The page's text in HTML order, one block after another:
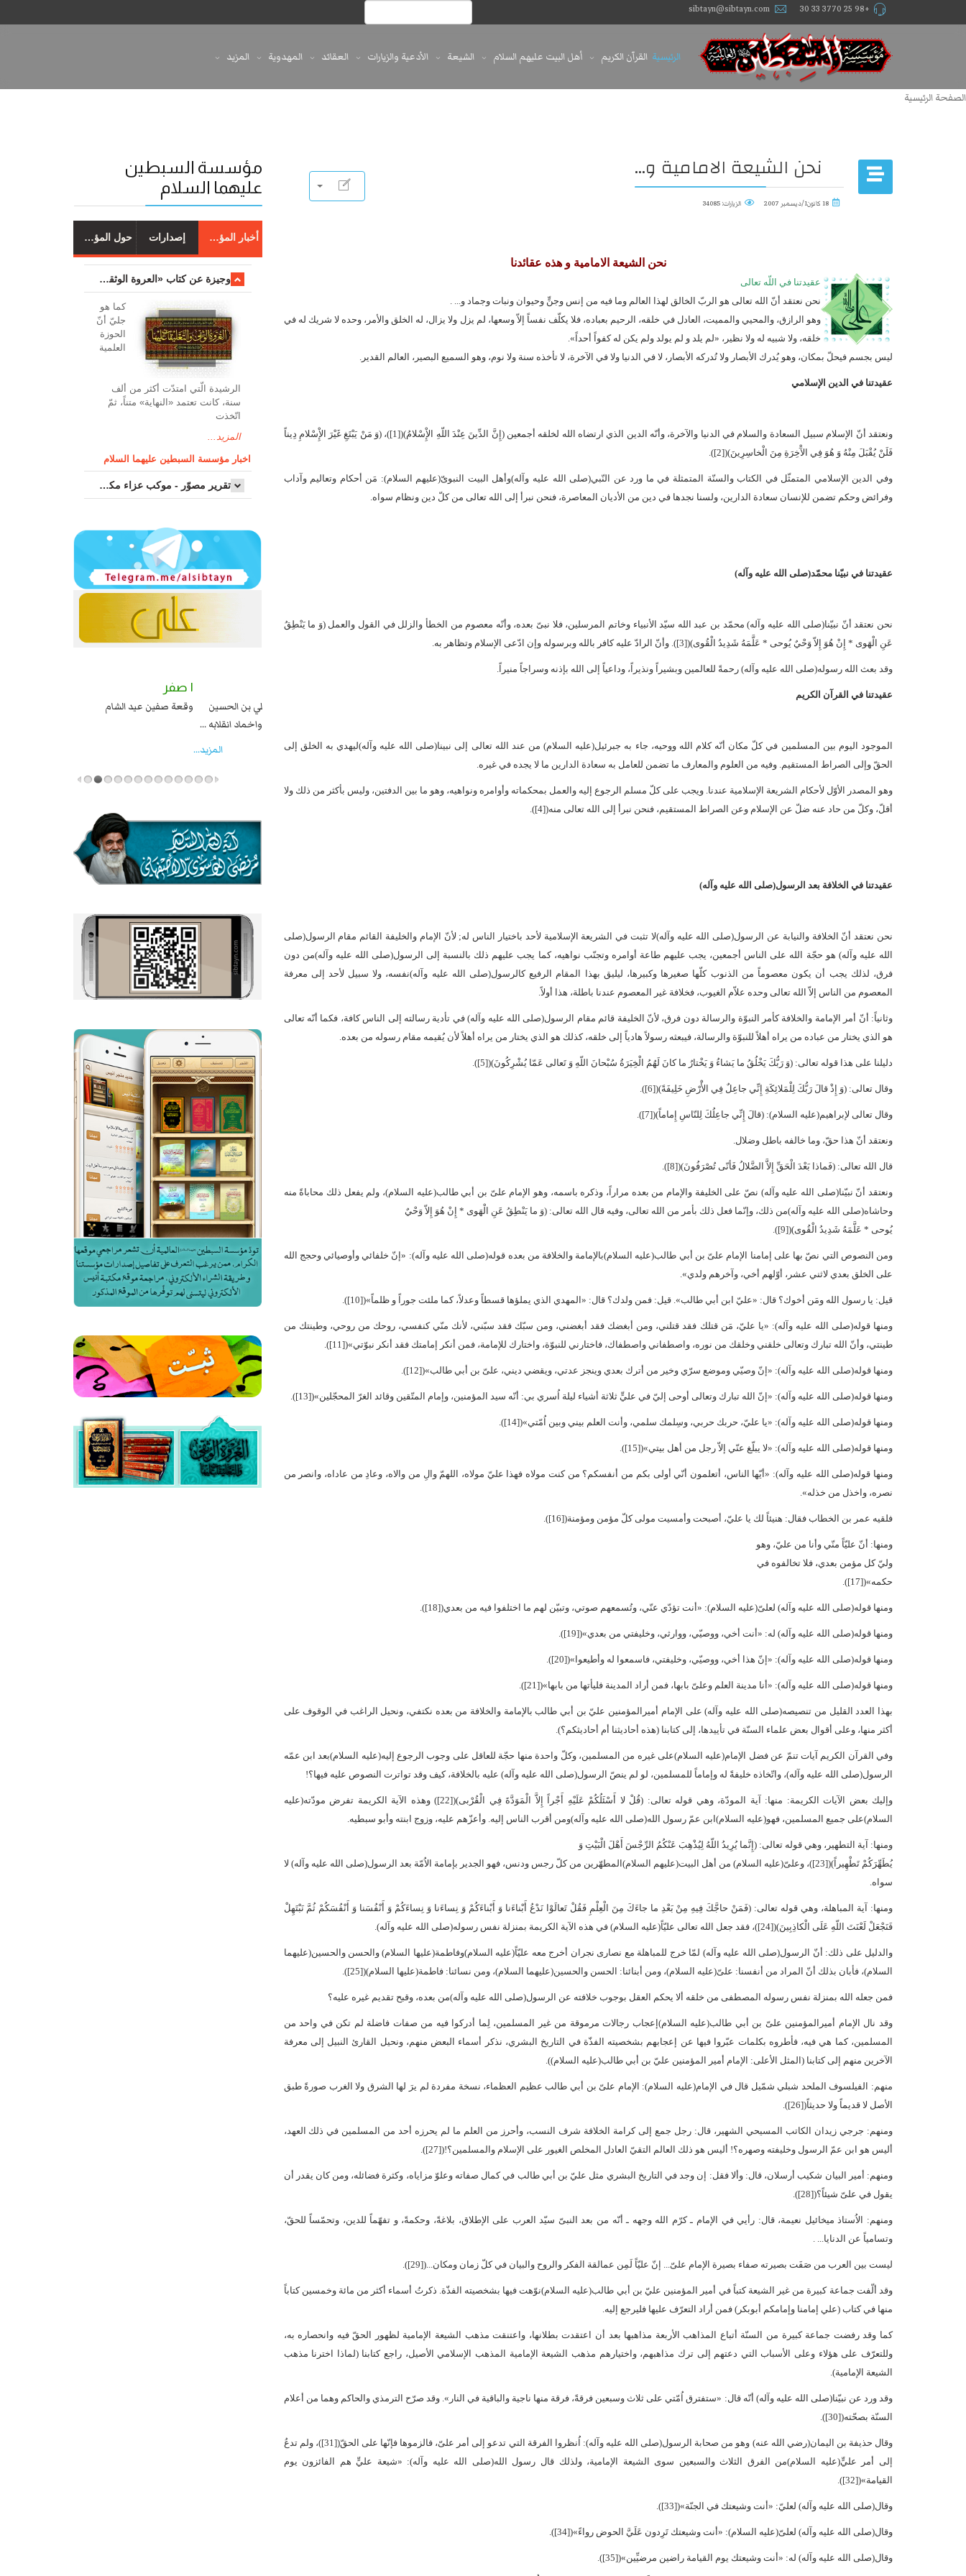
+98 25 3770 33 30
sibtayn@sibtayn.com
الرئيسية القرآن الكريم أهل البيت عليهم السلام الشيعة الأدعية والزيارات العقائد المهدوية المزيد
الصفحة الرئيسية
نحن الشیعة الامامية و...
18 كانون1/ديسمبر 2007 الزيارات: 34085
نحن الشيعة الامامية و هذه عقائدنا
عقيدتنا في اللّه تعالى
نحن نعتقد أنّ الله تعالى هو الربّ الخالق لهذا العالم وما فيه من إنس وجنٍّ وحيوان ونبات وجماد و... .
وهو الرازق، والمحيي والمميت، العادل في خلقه، الرحيم بعباده، فلا يكلّف نفساً إلاّ وسعها، لم يزل ولا يزال، له الخلق والأمر، وحده لا شريك له في
خلقه، ولا شبيه له ولا نظير، «لم يلد و لم يولد ولم يكن له كفواً أحداً».
ليس بجسم فيحلّ بمكان، وهو يُدرك الأبصار ولا تُدركه الأبصار، لا في الدنيا ولا في الآخرة، لا تأخذه سنة ولا نوم، وهو السميع البصير، العالم القدير.
عقيدتنا في الدين الإسلامي
ونعتقد أنّ الإسلام سبيل السعادة والسلام في الدنيا والآخرة، وأنّه الدين الذي ارتضاه الله لخلقه أجمعين (إِنَّ الدِّينَ عِنْدَ اللّهِ الإِْسْلامُ)([1])، (وَ مَنْ يَبْتَغِ غَيْرَ الإِْسْلامِ دِيناً
فَلَنْ يُقْبَلَ مِنْهُ وَ هُوَ فِي الآْخِرَةِ مِنَ الْخاسِرِينَ)([2]).
وفي الدين الإسلامي المتمثّل في الكتاب والسنّة المتمثلة في ما ورد عن النّبي(صلى الله عليه وآله)وأهل البيت النبوىّ(عليهم السلام): مَن أحكام وتعاليم وآداب
وفرائض وحكم تضمن للإنسان سعادة الدارين، ولسنا نجدها في دين من الأديان المعاصرة، فنحن نبرأ إلى الله تعالى من كلّ دين ونظام سواه.
عقيدتنا في نبيّنا محمّد(صلى الله عليه وآله)
نحن نعتقد أنّ نبيّنا(صلى الله عليه وآله) محمّد بن عبد الله سيّد الأنبياء وخاتم المرسلين، فلا نبىّ بعده، وأنّه معصوم من الخطأ والزلل في القول والعمل (وَ ما يَنْطِقُ
عَنِ الْهَوى * إِنْ هُوَ إِلاّ وَحْيٌ يُوحى * عَلَّمَهُ شَدِيدُ الْقُوى)([3]). وأنّ الرادّ عليه كافر بالله وبرسوله وإن ادّعى الإسلام وتظاهر به.
وقد بعث الله رسوله(صلى الله عليه وآله) رحمةً للعالمين وبشيراً ونذيراً، وداعياً إلى الله بإذنه وسراجاً منيراً.
عقيدتنا في القرآن الكريم
الموجود اليوم بين المسلمين في كلّ مكان أنّه كلام الله ووحيه، جاء به جبرئيل(عليه السلام) من عند الله تعالى إلى نبينا(صلى الله عليه وآله)ليهدي به الخلق إلى
الحقّ وإلى الصراط المستقيم. وفيه من العلوم والمعارف ما تضمن للعامل به سعادة الدارين ما لا يجده في غيره.
وهو المصدر الأوّل لأحكام الشريعة الإسلامية عندنا. ويجب على كلّ مسلم الرجوع إليه والعمل بمحكماته وأوامره ونواهيه، وهو ما بين الدفتين، وليس بأكثر من ذلك ولا
أقلّ، وكلّ من حاد عنه ضلّ عن الإسلام وعن الصراط المستقيم، فنحن نبرأ إلى الله تعالى منه([4]).
عقيدتنا في الخلافة بعد الرسول(صلى الله عليه وآله)
نحن نعتقد أنّ الخلافة والنيابة عن الرسول(صلى الله عليه وآله)لا تثبت في الشريعة الإسلامية لأحد باختيار الناس له; لأنّ الإمام والخليفة القائم مقام الرسول(صلى
الله عليه وآله) هو حجّة الله على الناس أجمعين، يجب عليهم طاعة أوامره وتجنّب نواهيه، كما يجب عليهم ذلك بالنسبة إلى الرسول(صلى الله عليه وآله)من دون
فرق، لذلك يجب أن يكون معصوماً من الذنوب كلّها صغيرها وكبيرها، ليليق بهذا المقام الرفيع كالرسول(صلى الله عليه وآله)نفسه، ولا سبيل لأحد إلى معرفة
المعصوم من الناس إلاّ الله تعالى وحده علاّم الغيوب، فخلافة غير المعصوم عندنا باطلة، هذا أولاً.
وثانياً: أنّ أمر الإمامة والخلافة كأمر النبوّة والرسالة دون فرق، لأنّ الخليفة قائم مقام الرسول(صلى الله عليه وآله) في تأدية رسالته إلى الناس كافة، فكما أنّه تعالى
هو الذي يختار من عباده من يراه أهلاً للنبوّة والرسالة، فيبعثه رسولاً هادياً إلى خلقه، كذلك هو الذي يختار من يراه أهلاً لأن يُقيمه مقام رسوله من بعده.
دليلنا على هذا قوله تعالى: (وَ رَبُّكَ يَخْلُقُ ما يَشاءُ وَ يَخْتارُ ما كانَ لَهُمُ الْخِيَرَةُ سُبْحانَ اللّهِ وَ تَعالى عَمّا يُشْرِكُونَ)([5]).
وقال تعالى: (وَ إِذْ قالَ رَبُّكَ لِلْمَلائِكَةِ إِنِّي جاعِلٌ فِي الأَْرْضِ خَلِيفَةً)([6]).
وقال تعالى لإبراهيم(عليه السلام): (قالَ إِنِّي جاعِلُكَ لِلنّاسِ إِماماً)([7]).
ونعتقد أنّ هذا حقّ، وما خالفه باطل وضلال.
قال الله تعالى: (فَماذا بَعْدَ الْحَقِّ إِلاَّ الضَّلالُ فَأنّى تُصْرَفُونَ)([8]).
ونعتقد أنّ نبيّنا(صلى الله عليه وآله) نصّ على الخليفة والإمام من بعده مراراً، وذكره باسمه، وهو الإمام علىّ بن أبي طالب(عليه السلام)، ولم يفعل ذلك محاباةً منه
وحاشاه(صلى الله عليه وآله)من ذلك، وإنّما فعل ذلك بأمر من الله تعالى، وفيه قال الله تعالى: (وَ ما يَنْطِقُ عَنِ الْهَوى * إِنْ هُوَ إِلاّ وَحْيٌ
يُوحى * عَلَّمَهُ شَدِيدُ الْقُوى)([9]).
ومن النصوص التي نصّ بها على إمامنا الإمام علىّ بن أبي طالب(عليه السلام)بالإمامة والخلافة من بعده قوله(صلى الله عليه وآله): «إنّ خلفائي وأوصيائي وحجج الله
على الخلق بعدي لاثني عشر، أوّلهم أخي، وآخرهم ولدي».
قيل: يا رسول الله ومَن أخوك؟ قال: «عليّ ابن أبي طالب». قيل: فمن ولدك؟ قال: «المهدي الذي يملؤها قسطاً وعدلاً، كما ملئت جوراً و ظلماً»([10]).
ومنها قوله(صلى الله عليه وآله): «يا عليّ، مَن قتلك فقد قتلني، ومن أبغضك فقد أبغضني، ومن سبّك فقد سبّني، لأنك منّي كنفسي، روحك من روحي، وطينتك من
طينتي، وأنّ الله تبارك وتعالى خلقني وخلقك من نوره، واصطفاني واصطفاك، فاختارني للنبوّة، واختارك للإمامة، فمن أنكر إمامتك فقد أنكر نبوّتي»([11]).
ومنها قوله(صلى الله عليه وآله): «إنّ وصيّي وموضع سرّي وخير من أترك بعدي وينجز عدتي، ويقضي ديني، علىّ بن أبي طالب»([12]).
ومنها قوله(صلى الله عليه وآله): «إنّ الله تبارك وتعالى أوحى إليّ في عليٍّ ثلاثة أشياء ليلة اُسري بي: أنّه سيد المؤمنين، وإمام المتّقين وقائد الغرّ المحجّلين»([13]).
ومنها قوله(صلى الله عليه وآله): «يا عليّ، حربك حربي، وسِلمك سلمي، وأنت العلم بيني وبين اُمّتي»([14]).
ومنها قوله(صلى الله عليه وآله): «لا يبلّغ عنّي إلاّ رجل من أهل بيتي»([15]).
ومنها قوله(صلى الله عليه وآله): «أيّها الناس، أتعلمون أنّي أولى بكم من أنفسكم؟ من كنت مولاه فهذا عليّ مولاه، اللهمّ والِ من والاه، وعادِ من عاداه، وانصر من
نصره، واخذل من خذله».
فلقيه عمر بن الخطاب فقال: هنيئاً لك يا عليّ، أصبحت وأمسيت مولى كلّ مؤمن ومؤمنة([16]).
ومنها: أنّ عليّاً منّي وأنا من عليّ، وهو
وليّ كل مؤمن بعدي، فلا تخالفوه في
حكمه»([17]).
ومنها قوله(صلى الله عليه وآله) لعلىّ(عليه السلام): «أنت تؤدّي عنّي، وتُسمعهم صوتي، وتبيّن لهم ما اختلفوا فيه من بعدي([18]).
ومنها قوله(صلى الله عليه وآله) له: «أنت أخي، ووصيّي، ووارثي، وخليفتي من بعدي»([19]).
ومنها قوله(صلى الله عليه وآله): «إنّ هذا أخي، ووصيّي، وخليفتي، فاسمعوا له وأطيعوا»([20]).
ومنها قوله(صلى الله عليه وآله): «أنا مدينة العلم وعلىّ بابها، فمن أراد المدينة فليأتها من بابها»([21]).
بهذا العدد القليل من تنصيصه(صلى الله عليه وآله) على الإمام أميرالمؤمنين عليّ بن أبي طالب بالإمامة والخلافة من بعده نكتفي، ونحيل الراغب في الوقوف على
أكثر منها، وعلى أقوال بعض علماء السنّة في تأييدها، إلى كتابنا (هذه أحاديثنا أم أحاديثكم؟).
وفي القرآن الكريم آيات تنمّ عن فضل الإمام(عليه السلام)على غيره من المسلمين، وكلّ واحدة منها حجّة للعاقل على وجوب الرجوع إليه(عليه السلام)بعد ابن عمّه
الرسول(صلى الله عليه وآله)، واتّخاذه خليفةً له وإماماً للمسلمين، لو لم ينصّ الرسول(صلى الله عليه وآله) عليه بالخلافة، كيف وقد تواترت النصوص عليه فيها؟!
وإليك بعض الآيات الكريمة: منها: آية المودّة، وهي قوله تعالى: (قُلْ لا أَسْئَلُكُمْ عَلَيْهِ أَجْراً إِلاَّ الْمَوَدَّةَ فِي الْقُرْبى)([22]) وهذه الآية الكريمة تفرض مودّته(عليه
السلام)على جميع المسلمين، فهو(عليه السلام)ابن عمّ رسول الله(صلى الله عليه وآله)ومن أقرب الناس إليه. وأعزّهم عليه، وزوج ابنته وأبو سبطيه.
ومنها: آية التطهير، وهي قوله تعالى: (إِنَّما يُرِيدُ اللّهُ لِيُذْهِبَ عَنْكُمُ الرِّجْسَ أَهْلَ الْبَيْتِ وَ
يُطَهِّرَكُمْ تَطْهِيراً)([23])، وعلىّ(عليه السلام) من أهل البيت(عليهم السلام)المطهّرين من كلّ رجس ودنس، فهو الجدير بإمامة الاُمّة بعد الرسول(صلى الله عليه وآله) لا
سواه.
ومنها: آية المباهلة، وهي قوله تعالى: (فَمَنْ حاجَّكَ فِيهِ مِنْ بَعْدِ ما جاءَكَ مِنَ الْعِلْمِ فَقُلْ تَعالَوْا نَدْعُ أَبْناءَنا وَ أَبْناءَكُمْ وَ نِساءَنا وَ نِساءَكُمْ وَ أَنْفُسَنا وَ أَنْفُسَكُمْ ثُمَّ نَبْتَهِلْ
فَنَجْعَلْ لَعْنَتَ اللّهِ عَلَى الْكاذِبِينَ)([24])، فقد جعل الله تعالى عليّاً(عليه السلام) في هذه الآية الكريمة بمنزلة نفس رسوله(صلى الله عليه وآله).
والدليل على ذلك: أنّ الرسول(صلى الله عليه وآله) لمّا خرج للمباهلة مع نصارى نجران أخرج معه عليّاً(عليه السلام)وفاطمة(عليها السلام) والحسن والحسين(عليهما
السلام)، فأبان بذلك أنّ المراد من أنفسنا: علىّ(عليه السلام)، ومن أبنائنا: الحسن والحسين(عليهما السلام)، ومن نسائنا: فاطمة(عليها السلام)([25]).
فمن جعله الله بمنزلة نفس رسوله المصطفى من خلقه ألا يحكم العقل بوجوب خلافته عن الرسول(صلى الله عليه وآله)من بعده، وقبح تقديم غيره عليه؟
وقد نال الإمام أميرالمؤمنين علىّ بن أبي طالب(عليه السلام)إعجاب رجالات مرموقة من غير المسلمين، لِما أدركوا فيه من صفات فاضلة لم تكن في واحد من
المسلمين، كما هي فيه، فأطروه بكلمات عبّروا فيها عن إعجابهم بشخصيته الفذّة في التاريخ البشري، نذكر أسماء البعض منهم، ونحيل القارئ النبيل إلى معرفة
الآخرين منهم إلى كتابنا (المثل الأعلى: الإمام أمير المؤمنين عليّ بن أبي طالب(عليه السلام)).
منهم: الفيلسوف الملحد شبلي شمّيل قال في الإمام(عليه السلام): الإمام علىّ بن أبي طالب عظيم العظماء، نسخة مفردة لم يرَ لها الشرق ولا الغرب صورةً طبق
الأصل لا قديماً ولا حديثاً([26]).
ومنهم: جرجي زيدان الكاتب المسيحي الشهير، قال: رجل جمع إلى كرامة الخلافة شرف النسب، وأحرز من العلم ما لم يحرزه أحد من المسلمين في ذلك العهد،
أليس هو ابن عمّ الرسول وخليفته وصهره؟! أليس هو ذلك العالم التقيّ العادل المخلص الغيور على الإسلام والمسلمين؟!([27]).
ومنهم: أمير البيان شكيب أرسلان، قال: وألا فقل: إن وجد في التاريخ البشري مثل عليّ بن أبي طالب في كمال صفاته وعلوّ مزاياه، وكثرة فضائله، ومن كان يقدر أن
يقول في علىّ شيئاً؟([28]).
ومنهم: الاُستاذ ميخائيل نعيمة، قال: رأيي في الإمام ـ كرّم الله وجهه ـ أنّه من بعد النبىّ سيّد العرب على الإطلاق، بلاغةً، وحكمةً، و تفهّماً للدين، وتحمّساً للحقّ،
وتسامياً عن الدنايا... .
ليست بين العرب من صَفَت بصيرته صفاء بصيرة الإمام علىّ... إنّ عليّاً لَمِن عمالقة الفكر والروح والبيان في كلّ زمان ومكان...([29]).
وقد ألّفت جماعة كبيرة من غير الشيعة كتباً في أمير المؤمنين عليّ بن أبي طالب(عليه السلام)نوّهت فيها بشخصيته الفذّة. ذكرتُ أسماء أكثر من مائة وخمسين كتاباً
منها في كتاب (علي إمامنا وإمامكم أبوبكر) فمن أراد التعرّف عليها فليرجع إليه.
كما وقد رفضت جماعة كبيرة من السنّة أتباع المذاهب الأربعة مذاهبها بعد أن اعتقدت بطلانها، واعتنقت مذهب الشيعة الإمامية لظهور الحقّ فيه وانحصاره به،
وللتعرّف على هؤلاء وعلى الأسباب التي دعتهم إلى ترك مذاهبهم، واختيارهم مذهب الشيعة الإمامية المذهب الإسلامي الأصيل، راجع كتابنا (لماذا اخترنا مذهب
الشيعة الإمامية).
وقد ورد عن نبيّنا(صلى الله عليه وآله) أنّه قال: «ستفترق اُمّتي على ثلاث وسبعين فرقةً، فرقة منها ناجية والباقية في النار». وقد صرّح الترمذي والحاكم وهما من أعلام
السنّة بصحّته([30]).
وقال حذيفة بن اليمان(رضي الله عنه) وهو من صحابة الرسول(صلى الله عليه وآله): اُنظروا الفرقة التي تدعو إلى أمر علىّ، فالزموها فإنّها على الحقّ([31])، ولم تدعُ
إلى أمر عليٍّ(عليه السلام)من الفرق الثلاث والسبعين سوى الشيعة الإمامية، ولذلك قال رسول الله(صلى الله عليه وآله): «شيعة عليٍّ هم الفائزون يوم
القيامة»([32]).
وقال(صلى الله عليه وآله) لعليّ: «أنت وشيعتك في الجنّة»([33]).
وقال(صلى الله عليه وآله) لعلىّ(عليه السلام): «أنت وشيعتك تَرِدون عَلَيَّ الحوض رواءً»([34]).
وقال(صلى الله عليه وآله) له: «أنت وشيعتك يوم القيامة راضين مرضيِّين»([35]).
مؤسسة السبطين
عليهما السلام
أخبار المؤسسة إصدارات حول المؤسسة
وجیزة عن کتاب «العروة الوثقی والتعلیقات علیها»
کما هو
جليّ أنّ
الحوزة
العلمیة
الرشیدة الّتي امتدّت أكثر من ألف
سنة، كانت تعتمد «النهاية» متناً، ثمّ
اتّخذت
المزيد...
اخبار مؤسسة السبطين عليهما السلام
تقرير مصوّر - موكب عزاء مکتب سماحة اية الله السيد مرتضى الموسوي الاصفهاني في يوم إستشهاد السيدة فاطم...
السبايا عند يزيد شهادة زيد بن علي بن الحسين
عليهما السلام قتل صاحب الزنج واخماد انقلابه ...